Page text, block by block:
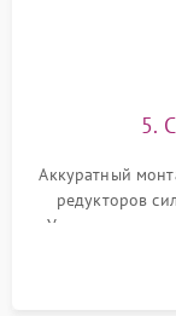
5.
Аккуратный
редукторов
Установка
микрофибры,